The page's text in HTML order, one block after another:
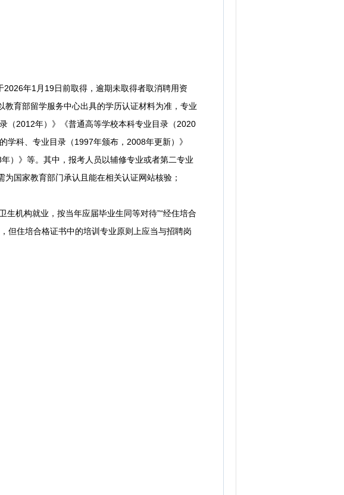
年1月19日前取得，逾期未取得者取消聘用资
育部留学服务中心出具的学历认证材料为准，专业
（2012年）》《普通高等学校本科专业目录（2020
科、专业目录（1997年颁布，2008年更新）》
）》等。其中，报考人员以辅修专业或者第二专业
国家教育部门承认且能在相关认证网站核验；
机构就业，按当年应届毕业生同等对待”“经住培合
但住培合格证书中的培训专业原则上应当与招聘岗